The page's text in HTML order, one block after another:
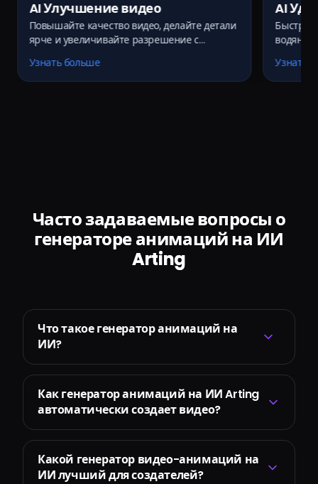
AI Улучшение видео
Повышайте качество видео, делайте детали
ярче и увеличивайте разрешение с
идеально для восстановления старых или
низкокачественных видеороликов.
Узнать больше
AI
Быстро
водяные
Узнать
Часто задаваемые вопросы о
генераторе анимаций на ИИ
Arting
Что такое генератор анимаций на
ИИ?
Как генератор анимаций на ИИ Arting
автоматически создает видео?
Какой генератор видео-анимаций на
ИИ лучший для создателей?